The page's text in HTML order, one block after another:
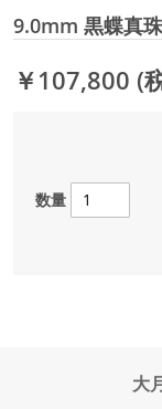
9.0mm 黒蝶真
￥107,800 (
数量
大